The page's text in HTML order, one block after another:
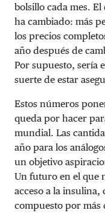
bolsillo cada mes.
ha cambiado: más
los precios
año después de
Por supuesto, sería
suerte de estar
Estos números
queda por hacer
mundial. Las
año para los
un objetivo
Un futuro en el que
acceso a la
compuesto por más